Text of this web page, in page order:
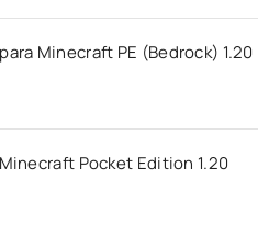
Minecraft PE (Bedrock) 1.20
Pocket Edition 1.20